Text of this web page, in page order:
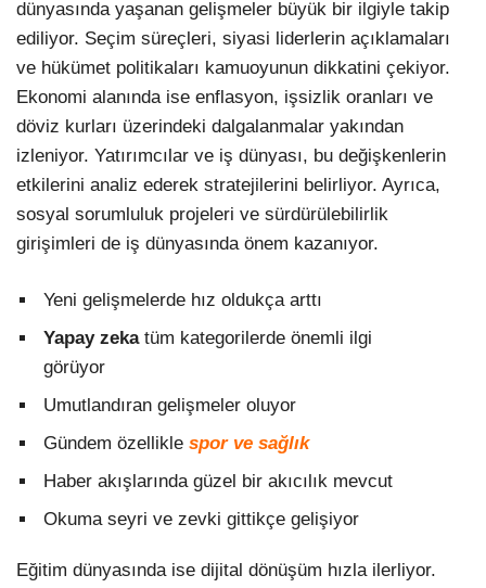
dünyasında yaşanan gelişmeler büyük bir ilgiyle takip
ediliyor. Seçim süreçleri, siyasi liderlerin açıklamaları
ve hükümet politikaları kamuoyunun dikkatini çekiyor.
Ekonomi alanında ise enflasyon, işsizlik oranları ve
döviz kurları üzerindeki dalgalanmalar yakından
izleniyor. Yatırımcılar ve iş dünyası, bu değişkenlerin
etkilerini analiz ederek stratejilerini belirliyor. Ayrıca,
sosyal sorumluluk projeleri ve sürdürülebilirlik
girişimleri de iş dünyasında önem kazanıyor.
Yeni gelişmelerde hız oldukça arttı
Yapay zekatüm kategorilerde önemli ilgi
görüyor
Umutlandıran gelişmeler oluyor
Gündem özellikle spor ve sağlık
Haber akışlarında güzel bir akıcılık mevcut
Okuma seyri ve zevki gittikçe gelişiyor
Eğitim dünyasında ise dijital dönüşüm hızla ilerliyor.